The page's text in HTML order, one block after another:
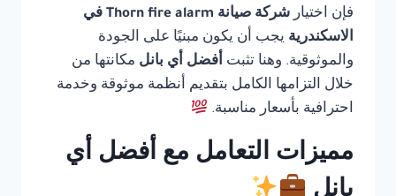
فإن اختيار
شركة صيانة Thorn fire alarm في
الاسكندرية يجب أن يكون مبنيًا على الجودة
والموثوقية. وهنا تثبت أفضل أي بانل مكانتها من
خلال التزامها الكامل بتقديم أنظمة موثوقة وخدمة
احترافية بأسعار مناسبة.
مميزات التعامل مع أفضل أي